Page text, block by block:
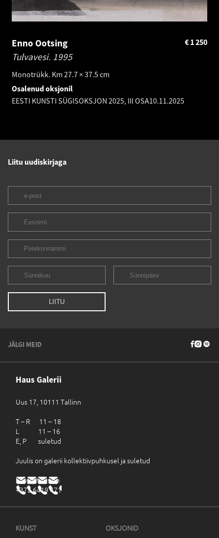
Enno Ootsing
Tulvavesi. 1995
Monotrükk. Km 27.7 × 37.5 cm
1 250
€
Osalenud oksjonil
EESTI KUNSTI SÜGISOKSJON 2025, III OSA10.11.2025
Liitu uudiskirjaga
JÄLGI MEID
Haus Galerii
Uus 17, 10111 Tallinn
T – R 11 – 18
L 11 – 16
E, P suletud
Juulis on galerii kollektiivpuhkusel ja suletud
haus@haus.ee
+372 6419 471
KUNST OKSJONID